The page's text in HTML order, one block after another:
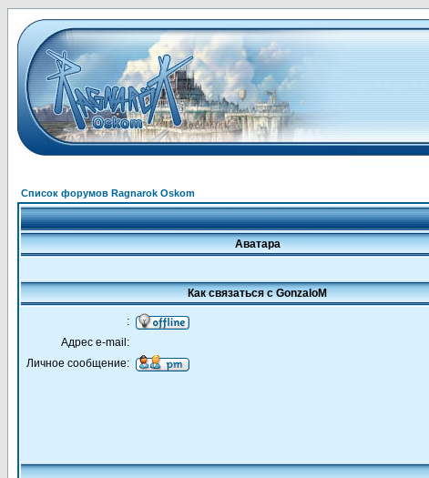
Список форумов Ragnarok Oskom
Аватара
Как связаться с GonzaloM
:
Адрес e-mail:
Личное сообщение: